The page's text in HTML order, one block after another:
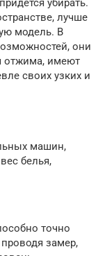
лучше
модель. В
они
отжима, имеют
своих узких и
машин,
белья,
точно
замер,